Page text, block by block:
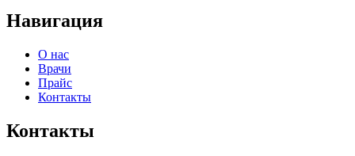
Навигация
О нас
Врачи
Прайс
Контакты
Контакты